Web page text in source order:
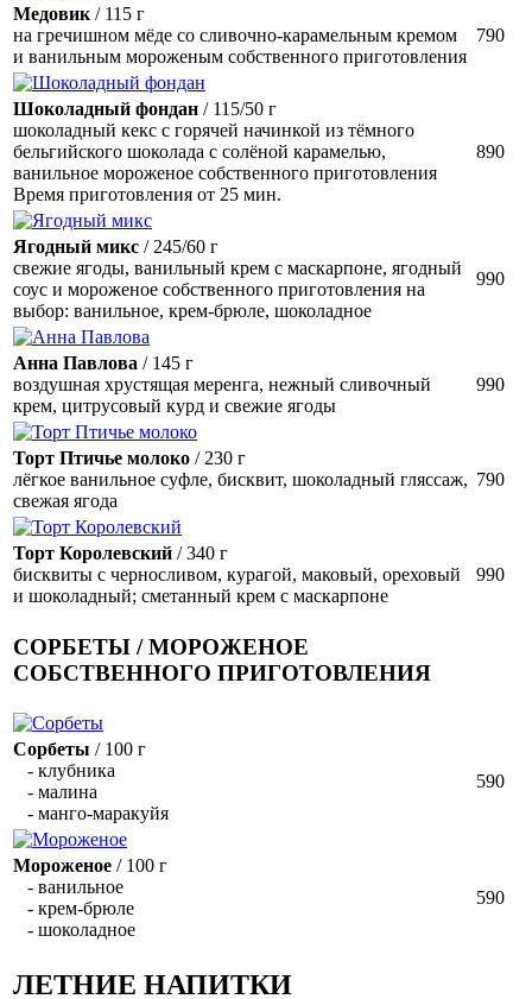
Медовик / 115 г
на гречишном мёде со сливочно-карамельным кремом
и ванильным мороженым собственного приготовления
790
Шоколадный фондан / 115/50 г
шоколадный кекс с горячей начинкой из тёмного
бельгийского шоколада с солёной карамелью,
ванильное мороженое собственного приготовления
Время приготовления от 25 мин.
890
Ягодный микс / 245/60 г
свежие ягоды, ванильный крем с маскарпоне, ягодный
соус и мороженое собственного приготовления на
выбор: ванильное, крем-брюле, шоколадное
990
Анна Павлова / 145 г
воздушная хрустящая меренга, нежный сливочный
крем, цитрусовый курд и свежие ягоды
990
Торт Птичье молоко / 230 г
лёгкое ванильное суфле, бисквит, шоколадный гляссаж,
свежая ягода
790
Торт Королевский / 340 г
бисквиты с черносливом, курагой, маковый, ореховый
и шоколадный; сметанный крем с маскарпоне
990
СОРБЕТЫ / МОРОЖЕНОЕ
СОБСТВЕННОГО ПРИГОТОВЛЕНИЯ
Сорбеты / 100 г
- клубника
- малина
- манго-маракуйя
590
Мороженое / 100 г
- ванильное
- крем-брюле
- шоколадное
590
ЛЕТНИЕ НАПИТКИ